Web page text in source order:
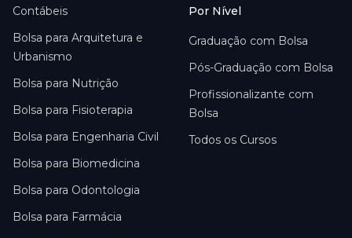
Contábeis
Bolsa para Arquitetura e
Urbanismo
Bolsa para Nutrição
Bolsa para Fisioterapia
Bolsa para Engenharia Civil
Bolsa para Biomedicina
Bolsa para Odontologia
Bolsa para Farmácia
Por Nível
Graduação com Bolsa
Pós-Graduação com Bolsa
Profissionalizante com
Bolsa
Todos os Cursos